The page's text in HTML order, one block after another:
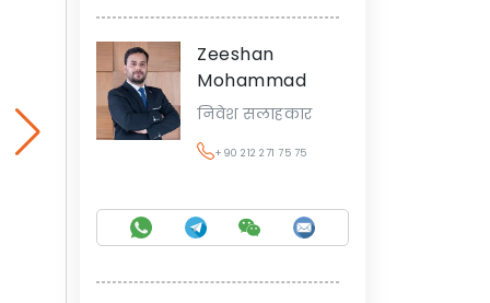
Zeeshan
Mohammad
निवेश सलाहकार
+90 212 271 75 75